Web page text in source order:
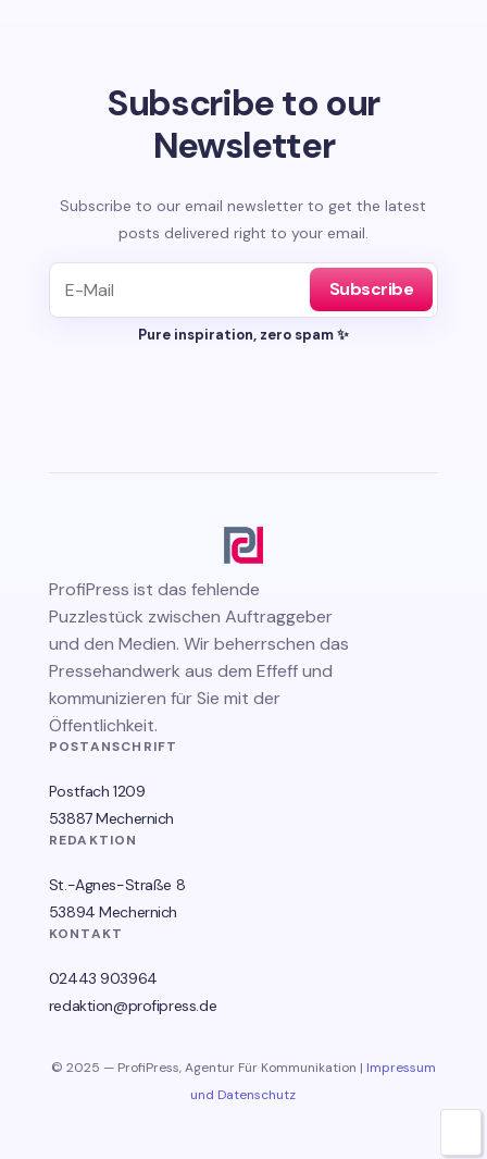
Subscribe to our
Newsletter
Subscribe to our email newsletter to get the latest
posts delivered right to your email.
Subscribe
Pure inspiration, zero spam ✨
ProfiPress ist das fehlende
Puzzlestück zwischen Auftraggeber
und den Medien. Wir beherrschen das
Pressehandwerk aus dem Effeff und
kommunizieren für Sie mit der
Öffentlichkeit.
POSTANSCHRIFT
Postfach 1209
53887 Mechernich
REDAKTION
St.-Agnes-Straße 8
53894 Mechernich
KONTAKT
02443 903964
redaktion@profipress.de
© 2025 — ProfiPress, Agentur Für Kommunikation | Impressum
und Datenschutz